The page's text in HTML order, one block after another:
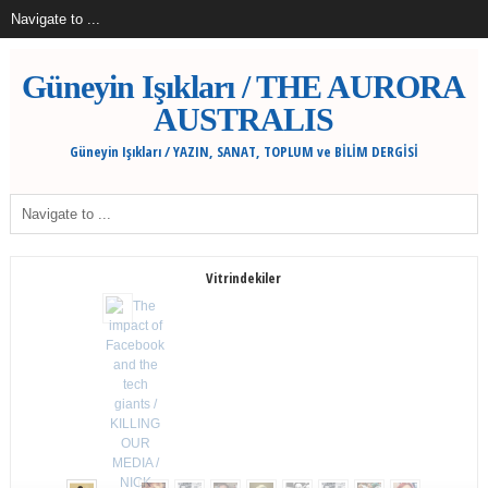
Güneyin Işıkları / THE AURORA
AUSTRALIS
Güneyin Işıkları / YAZIN, SANAT, TOPLUM ve BİLİM DERGİSİ
Vitrindekiler